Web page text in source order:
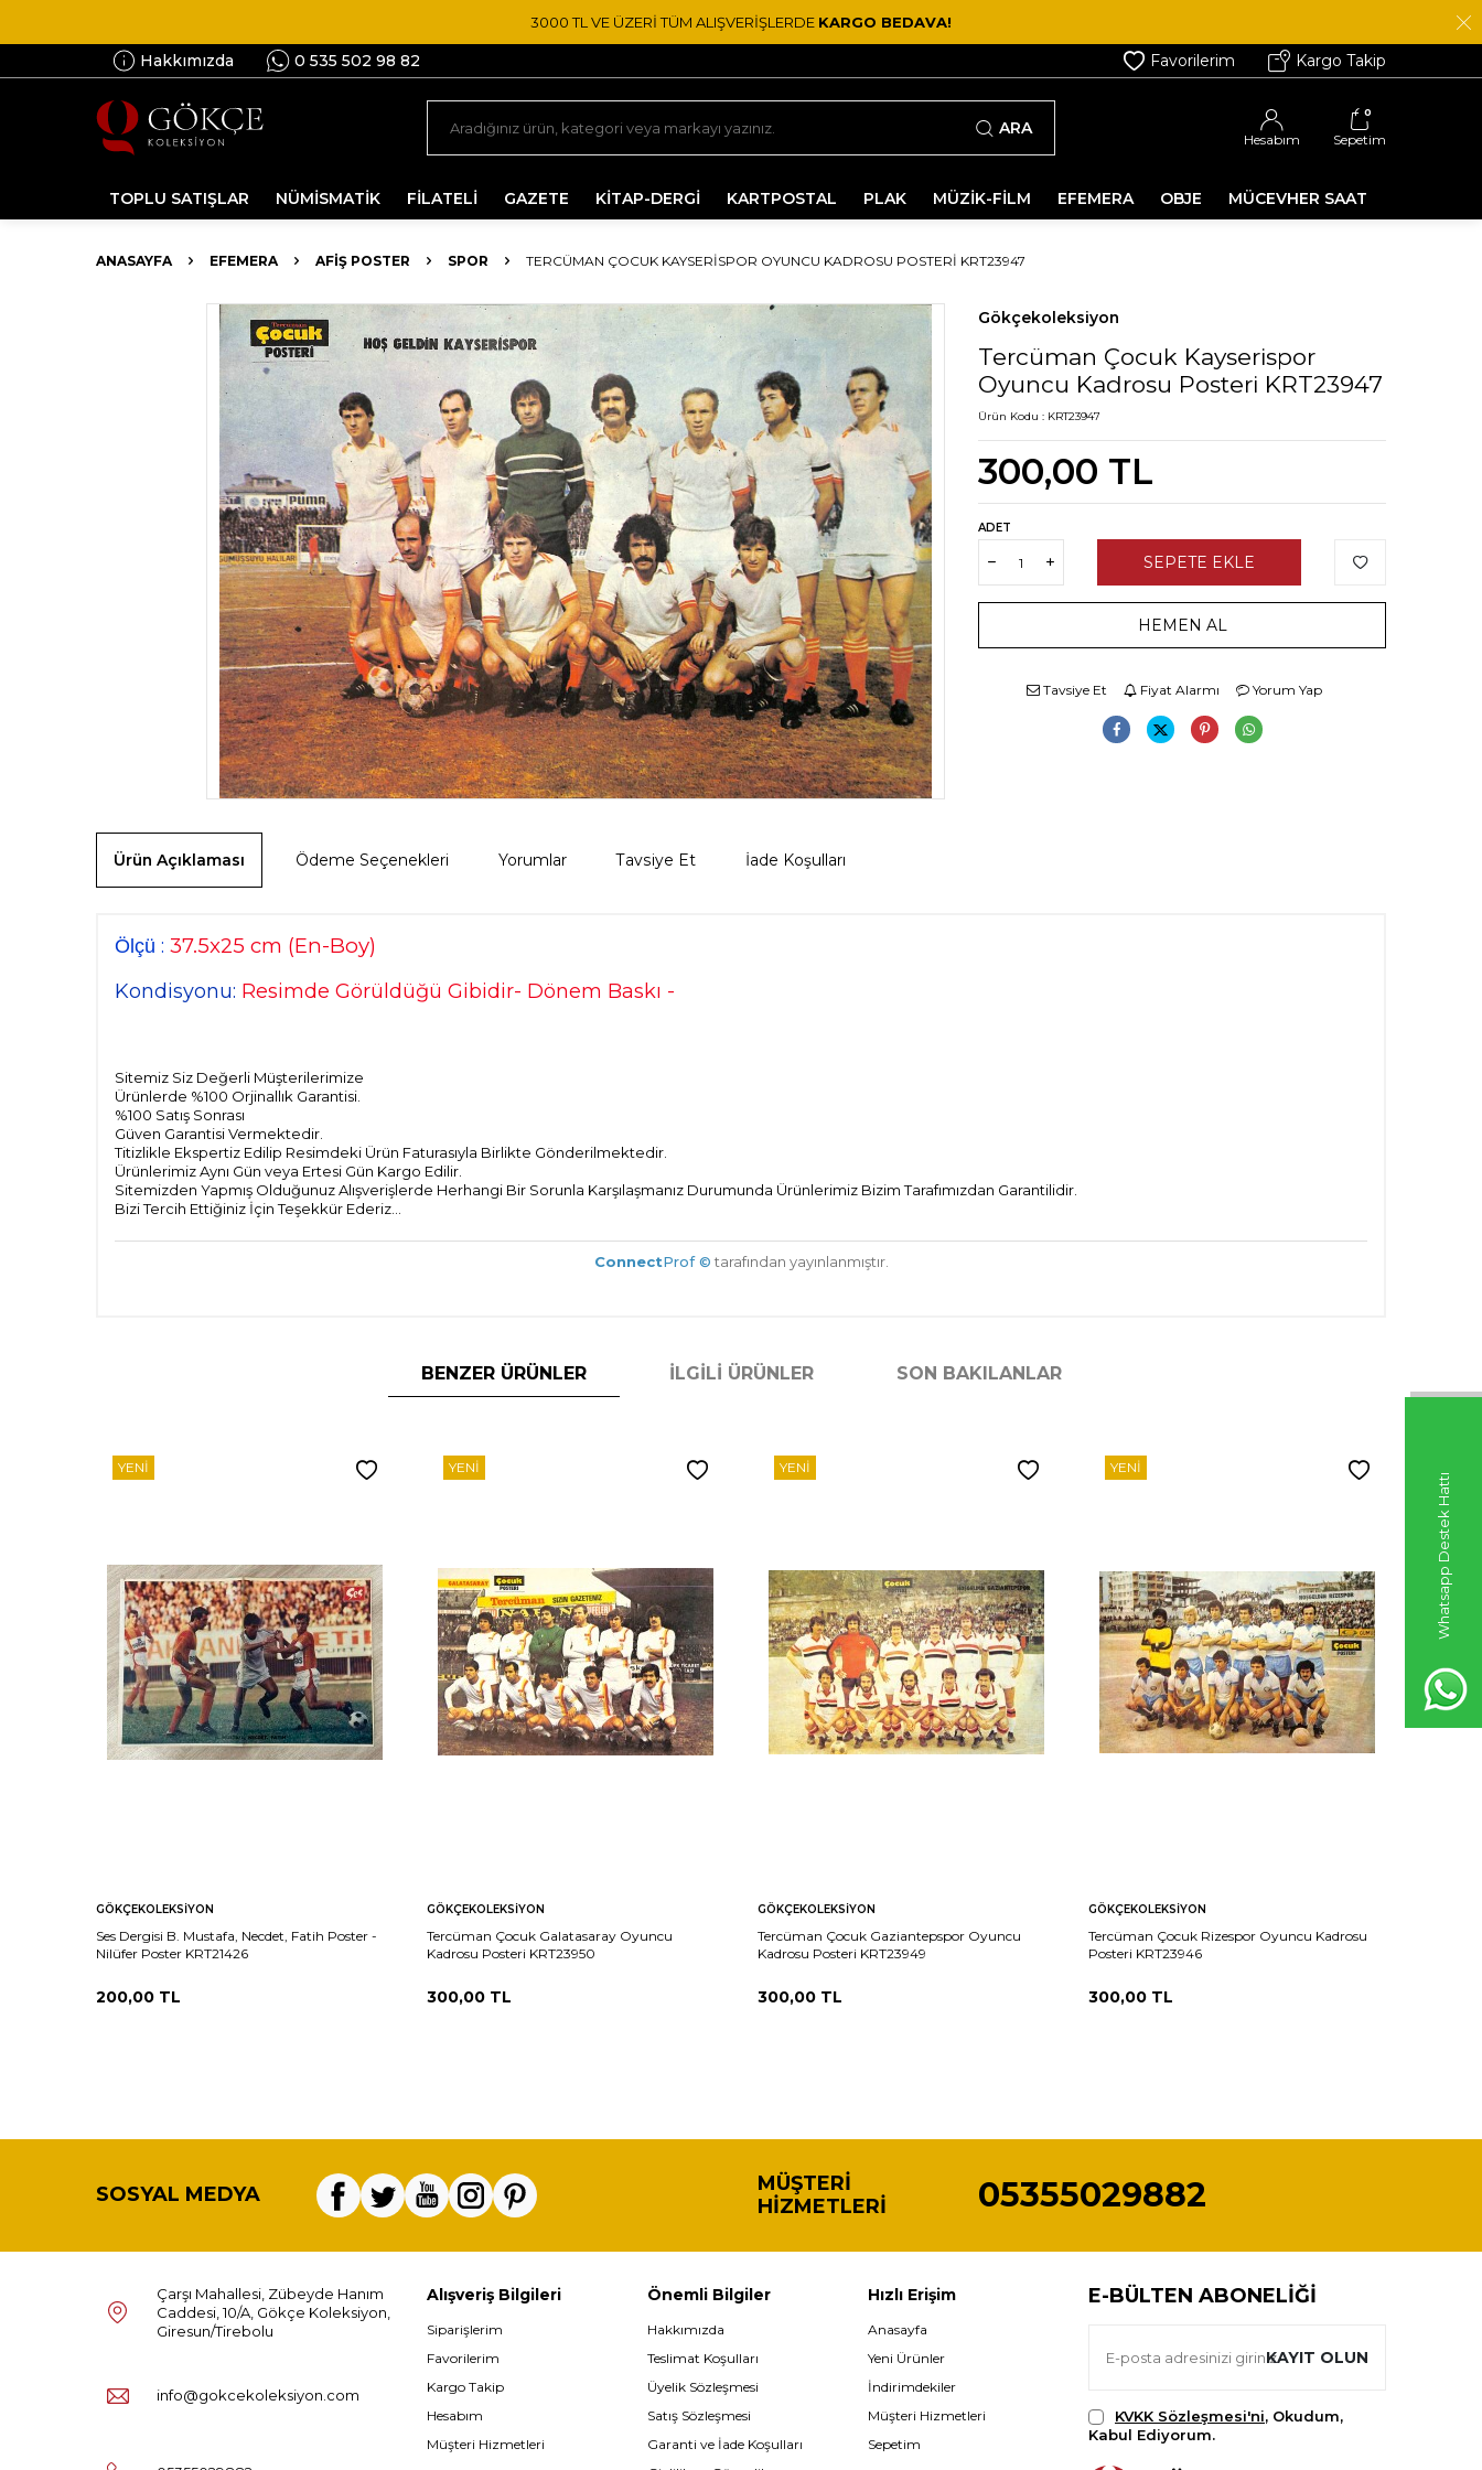
Whatsapp Destek Hattı
3000 TL VE ÜZERİ TÜM ALIŞVERİŞLERDE KARGO BEDAVA!
Hakkımızda 0 535 502 98 82 Favorilerim Kargo Takip
ARA
Hesabım
0
Sepetim
TOPLU SATIŞLAR NÜMİSMATİK FİLATELİ GAZETE KİTAP-DERGİ KARTPOSTAL PLAK MÜZİK-FİLM EFEMERA OBJE MÜCEVHER SAAT
ANASAYFA EFEMERA AFIŞ POSTER SPOR TERCÜMAN ÇOCUK KAYSERISPOR OYUNCU KADROSU POSTERI KRT23947
Gökçekoleksiyon
Tercüman Çocuk Kayserispor
Oyuncu Kadrosu Posteri KRT23947
Ürün Kodu : KRT23947
300,00 TL
ADET
SEPETE EKLE
HEMEN AL
Tavsiye Et Fiyat Alarmı Yorum Yap
Ürün Açıklaması Ödeme Seçenekleri Yorumlar Tavsiye Et İade Koşulları
Ölçü : 37.5x25 cm (En-Boy)
Kondisyonu: Resimde Görüldüğü Gibidir- Dönem Baskı -
Sitemiz Siz Değerli Müşterilerimize
Ürünlerde %100 Orjinallık Garantisi.
%100 Satış Sonrası
Güven Garantisi Vermektedir.
Titizlikle Ekspertiz Edilip Resimdeki Ürün Faturasıyla Birlikte Gönderilmektedir.
Ürünlerimiz Aynı Gün veya Ertesi Gün Kargo Edilir.
Sitemizden Yapmış Olduğunuz Alışverişlerde Herhangi Bir Sorunla Karşılaşmanız Durumunda Ürünlerimiz Bizim Tarafımızdan Garantilidir.
Bizi Tercih Ettiğiniz İçin Teşekkür Ederiz...
ConnectProf © tarafından yayınlanmıştır.
BENZER ÜRÜNLER İLGILI ÜRÜNLER SON BAKILANLAR
YENI
GÖKÇEKOLEKSIYON
Ses Dergisi B. Mustafa, Necdet, Fatih Poster -
Nilüfer Poster KRT21426
200,00 TL
YENI
GÖKÇEKOLEKSIYON
Tercüman Çocuk Galatasaray Oyuncu
Kadrosu Posteri KRT23950
300,00 TL
YENI
GÖKÇEKOLEKSIYON
Tercüman Çocuk Gaziantepspor Oyuncu
Kadrosu Posteri KRT23949
300,00 TL
YENI
GÖKÇEKOLEKSIYON
Tercüman Çocuk Rizespor Oyuncu Kadrosu
Posteri KRT23946
300,00 TL
SOSYAL MEDYA
MÜŞTERI
HIZMETLERI
05355029882
Çarşı Mahallesi, Zübeyde Hanım
Caddesi, 10/A, Gökçe Koleksiyon,
Giresun/Tirebolu
info@gokcekoleksiyon.com
Alışveriş Bilgileri
Siparişlerim
Favorilerim
Kargo Takip
Hesabım
Müşteri Hizmetleri
Önemli Bilgiler
Hakkımızda
Teslimat Koşulları
Üyelik Sözleşmesi
Satış Sözleşmesi
Garanti ve İade Koşulları
Hızlı Erişim
Anasayfa
Yeni Ürünler
İndirimdekiler
Müşteri Hizmetleri
Sepetim
E-BÜLTEN ABONELIĞI
KAYIT OLUN
KVKK Sözleşmesi'ni, Okudum,
Kabul Ediyorum.